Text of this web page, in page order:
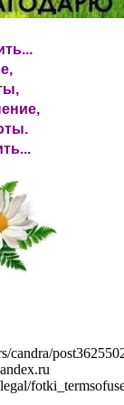
candra/
yandex.ru